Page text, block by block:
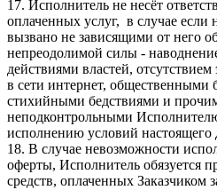
17. Исполнитель не несёт
оплаченных услуг, в случае
вызвано не зависящими от него
непреодолимой силы -
действиями властей,
в сети интернет, общественными
стихийными бедствиями и
неподконтрольными
исполнению условий настоящего
18. В случае невозможности
оферты, Исполнитель обязуется
средств, оплаченных Заказчиком